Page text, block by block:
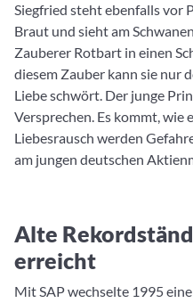
Siegfried steht ebenfalls vor
Braut und sieht am
Zauberer Rotbart in einen
diesem Zauber kann sie nur
Liebe schwört. Der junge
Versprechen. Es kommt, wie
Liebesrausch werden
am jungen deutschen
Alte
erreicht
Mit SAP wechselte 1995